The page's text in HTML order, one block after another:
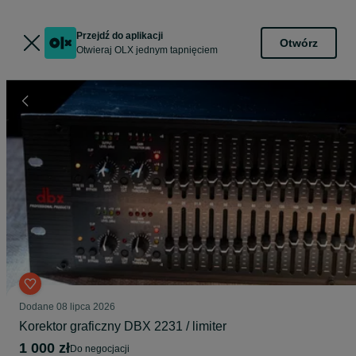
Przejdź do aplikacji
Otwieraj OLX jednym tapnięciem
Otwórz
Dodane 08 lipca 2026
Korektor graficzny DBX 2231 / limiter
1 000 zł do negocjacji